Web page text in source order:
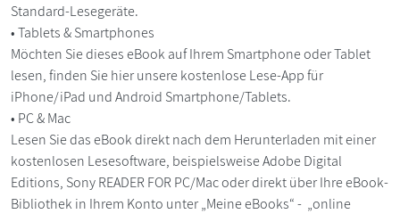
Standard-Lesegeräte.
• Tablets & Smartphones
Möchten Sie dieses eBook auf Ihrem Smartphone oder Tablet
lesen, finden Sie hier unsere kostenlose Lese-App für
iPhone/iPad und Android Smartphone/Tablets.
• PC & Mac
Lesen Sie das eBook direkt nach dem Herunterladen mit einer
kostenlosen Lesesoftware, beispielsweise Adobe Digital
Editions, Sony READER FOR PC/Mac oder direkt über Ihre eBook-
Bibliothek in Ihrem Konto unter „Meine eBooks“ - „online